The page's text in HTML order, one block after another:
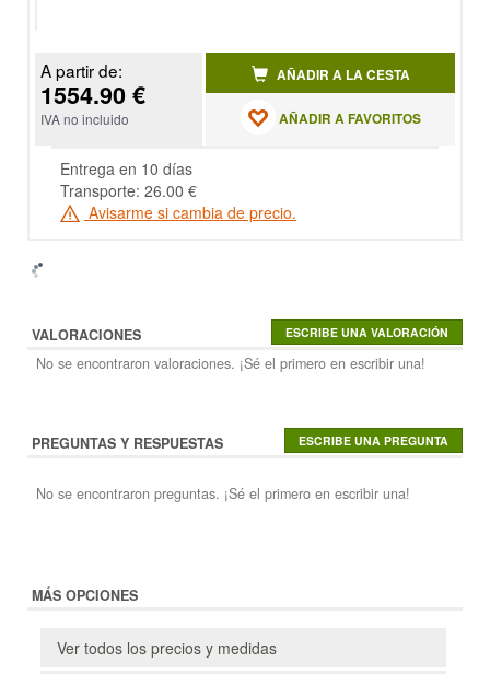
A partir de:
1554.90 €
IVA no incluido
AÑADIR A LA CESTA
AÑADIR A FAVORITOS
Entrega en 10 días
Transporte: 26.00 €
Avisarme si cambia de precio.
VALORACIONES
No se encontraron valoraciones. ¡Sé el primero en escribir una!
PREGUNTAS Y RESPUESTAS
No se encontraron preguntas. ¡Sé el primero en escribir una!
MÁS OPCIONES
Ver todos los precios y medidas